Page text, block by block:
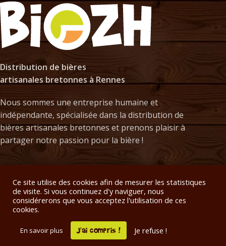
Distribution de bières
artisanales bretonnes à Rennes
Nous sommes une entreprise humaine et
indépendante, spécialisée dans la distribution de
bières artisanales bretonnes et prenons plaisir à
partager notre passion pour la bière !
NOS PRODUITS
LIVRAISON
2020-2026 · Site créé parAgence Vu & (re)Vu
Conditions générales de vente
Ce site utilise des cookies afin de mesurer les statistiques
de visite. Si vous continuez d'y naviguer, nous
considérerons que vous acceptez l'utilisation de ces
cookies.
En savoir plus J'ai compris ! Je refuse !